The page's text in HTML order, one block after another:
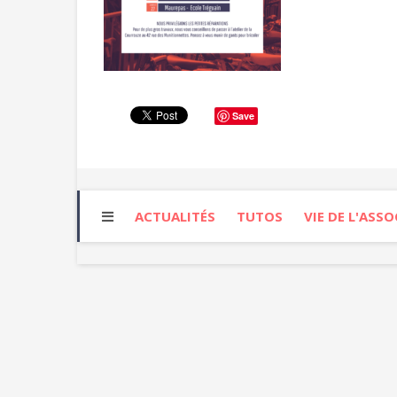
Save
ACTUALITÉS TUTOS VIE DE